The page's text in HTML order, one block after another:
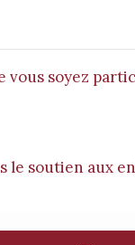
vous soyez
le soutien aux